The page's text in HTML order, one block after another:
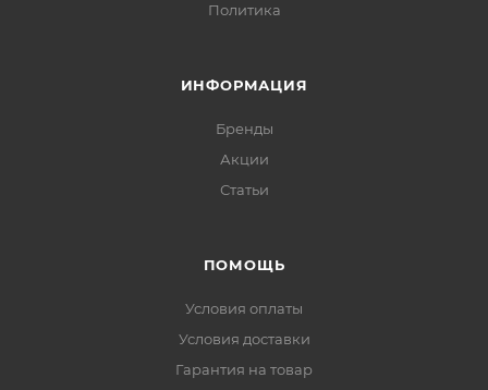
Политика
ИНФОРМАЦИЯ
Бренды
Акции
Статьи
ПОМОЩЬ
Условия оплаты
Условия доставки
Гарантия на товар